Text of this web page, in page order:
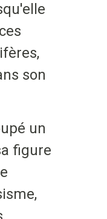
son
un
figure